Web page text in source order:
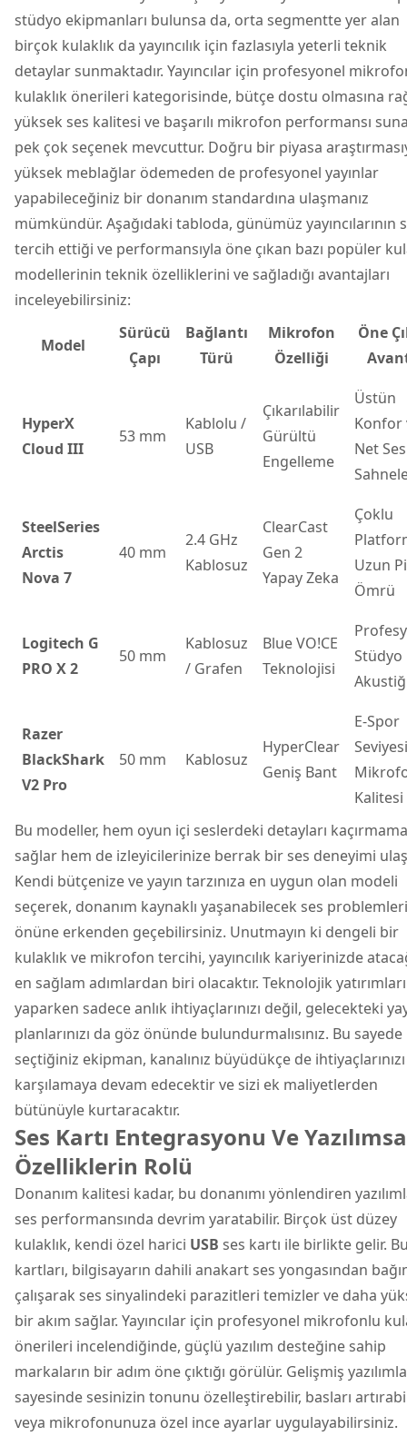
stüdyo ekipmanları bulunsa da, orta segmentte yer alan
birçok kulaklık da yayıncılık için fazlasıyla yeterli teknik
detaylar sunmaktadır. Yayıncılar için profesyonel
kulaklık önerileri kategorisinde, bütçe dostu olmasına
yüksek ses kalitesi ve başarılı mikrofon performansı
pek çok seçenek mevcuttur. Doğru bir piyasa
yüksek meblağlar ödemeden de profesyonel yayınlar
yapabileceğiniz bir donanım standardına ulaşmanız
mümkündür. Aşağıdaki tabloda, günümüz yayıncılarının
tercih ettiği ve performansıyla öne çıkan bazı popüler
modellerinin teknik özelliklerini ve sağladığı avantajları
inceleyebilirsiniz:
Model
Sürücü
Çapı
Bağlantı
Türü
Mikrofon
Özelliği
Öne
HyperX
Cloud III
53 mm
Kablolu /
USB
Çıkarılabilir
Gürültü
Engelleme
Üstün
Konfor
Net Ses
SteelSeries
Arctis
Nova 7
40 mm
2.4 GHz
Kablosuz
ClearCast
Gen 2
Yapay Zeka
Çoklu
Uzun
Ömrü
Logitech G
PRO X 2
50 mm
Kablosuz
/ Grafen
Blue VO!CE
Teknolojisi
Stüdyo
Razer
BlackShark
V2 Pro
50 mm Kablosuz
HyperClear
Geniş Bant
E-Spor
Seviyesi
Kalitesi
Bu modeller, hem oyun içi seslerdeki detayları
sağlar hem de izleyicilerinize berrak bir ses deneyimi
Kendi bütçenize ve yayın tarzınıza en uygun olan modeli
seçerek, donanım kaynaklı yaşanabilecek ses
önüne erkenden geçebilirsiniz. Unutmayın ki dengeli bir
kulaklık ve mikrofon tercihi, yayıncılık kariyerinizde
en sağlam adımlardan biri olacaktır. Teknolojik
yaparken sadece anlık ihtiyaçlarınızı değil, gelecekteki
planlarınızı da göz önünde bulundurmalısınız. Bu sayede
seçtiğiniz ekipman, kanalınız büyüdükçe de ihtiyaçlarınızı
karşılamaya devam edecektir ve sizi ek maliyetlerden
bütünüyle kurtaracaktır.
Ses Kartı Entegrasyonu Ve
Özelliklerin Rolü
Donanım kalitesi kadar, bu donanımı yönlendiren
ses performansında devrim yaratabilir. Birçok üst düzey
kulaklık, kendi özel harici USB ses kartı ile birlikte gelir.
kartları, bilgisayarın dahili anakart ses yongasından
çalışarak ses sinyalindeki parazitleri temizler ve daha
bir akım sağlar. Yayıncılar için profesyonel mikrofonlu
önerileri incelendiğinde, güçlü yazılım desteğine sahip
markaların bir adım öne çıktığı görülür. Gelişmiş
sayesinde sesinizin tonunu özelleştirebilir, basları
veya mikrofonunuza özel ince ayarlar uygulayabilirsiniz.